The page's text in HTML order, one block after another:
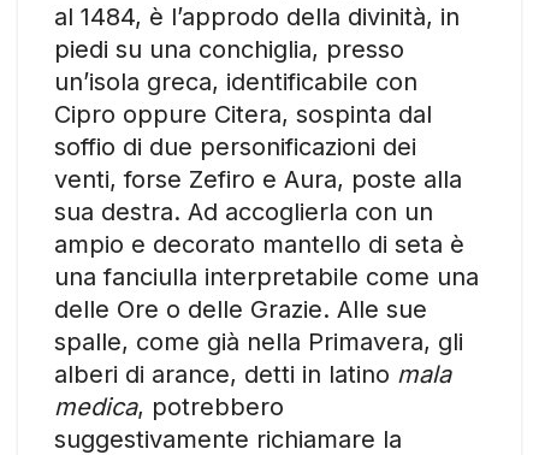
al 1484, è l’approdo della divinità, in
piedi su una conchiglia, presso
un’isola greca, identificabile con
Cipro oppure Citera, sospinta dal
soffio di due personificazioni dei
venti, forse Zefiro e Aura, poste alla
sua destra. Ad accoglierla con un
ampio e decorato mantello di seta è
una fanciulla interpretabile come una
delle Ore o delle Grazie. Alle sue
spalle, come già nella Primavera, gli
alberi di arance, detti in latino mala
medica, potrebbero
suggestivamente richiamare la